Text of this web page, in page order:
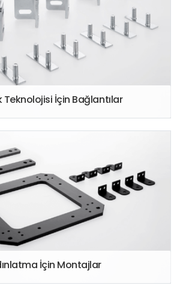
Teknolojisi İçin Bağlantılar
İçin Montajlar